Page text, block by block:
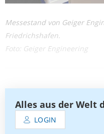
Messestand von Geiger
Friedrichshafen.
Foto: Geiger Engineering
Alles aus der Welt
LOGIN